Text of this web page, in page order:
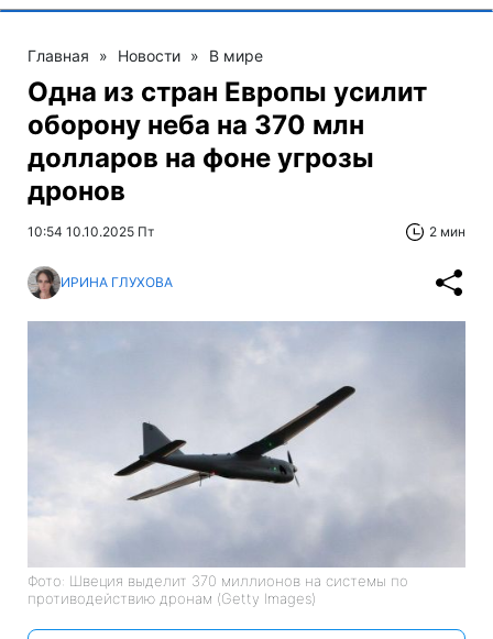
Главная » Новости » В мире
Одна из стран Европы усилит
оборону неба на 370 млн
долларов на фоне угрозы
дронов
10:54 10.10.2025 Пт 2 мин
ИРИНА ГЛУХОВА
Фото: Швеция выделит 370 миллионов на системы по
противодействию дронам (Getty Images)